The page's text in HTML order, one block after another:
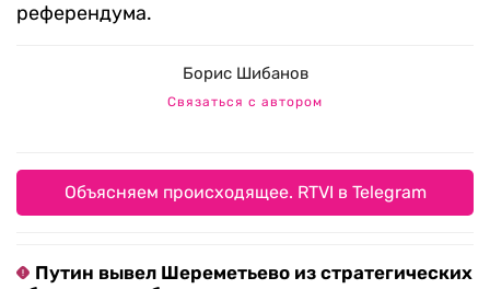
референдума.
Борис Шибанов
Связаться с автором
Объясняем происходящее. RTVI в Telegram
Путин вывел Шереметьево из стратегических